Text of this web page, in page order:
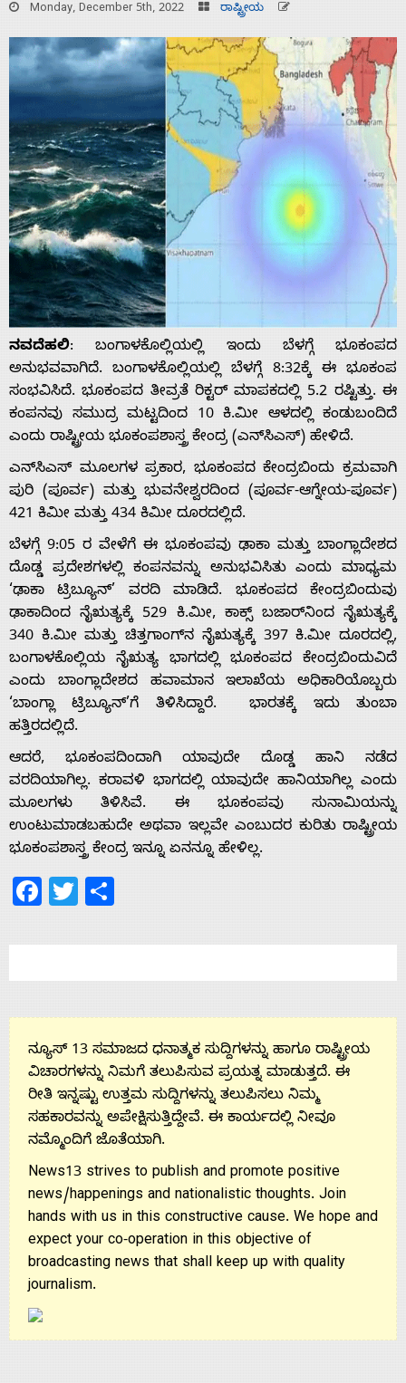
Home
About
Us
Advertise
With
s
Contact
Monday, December 5th, 2022 ರಾಷ್ಟ್ರೀಯ
ನವದೆಹಲಿ: ಬಂಗಾಳಕೊಲ್ಲಿಯಲ್ಲಿ ಇಂದು ಬೆಳಗ್ಗೆ ಭೂಕಂಪದ
ಅನುಭವವಾಗಿದೆ. ಬಂಗಾಳಕೊಲ್ಲಿಯಲ್ಲಿ ಬೆಳಗ್ಗೆ 8:32ಕ್ಕೆ ಈ ಭೂಕಂಪ
ಸಂಭವಿಸಿದೆ. ಭೂಕಂಪದ ತೀವ್ರತೆ ರಿಕ್ಟರ್ ಮಾಪಕದಲ್ಲಿ 5.2 ರಷ್ಟಿತ್ತು. ಈ
ಕಂಪನವು ಸಮುದ್ರ ಮಟ್ಟದಿಂದ 10 ಕಿ.ಮೀ ಆಳದಲ್ಲಿ ಕಂಡುಬಂದಿದೆ
ಎಂದು ರಾಷ್ಟ್ರೀಯ ಭೂಕಂಪಶಾಸ್ತ್ರ ಕೇಂದ್ರ (ಎನ್‌ಸಿಎಸ್) ಹೇಳಿದೆ.
ಎನ್‌ಸಿಎಸ್ ಮೂಲಗಳ ಪ್ರಕಾರ, ಭೂಕಂಪದ ಕೇಂದ್ರಬಿಂದು ಕ್ರಮವಾಗಿ
ಪುರಿ (ಪೂರ್ವ) ಮತ್ತು ಭುವನೇಶ್ವರದಿಂದ (ಪೂರ್ವ-ಆಗ್ನೇಯ-ಪೂರ್ವ)
421 ಕಿಮೀ ಮತ್ತು 434 ಕಿಮೀ ದೂರದಲ್ಲಿದೆ.
ಬೆಳಗ್ಗೆ 9:05 ರ ವೇಳೆಗೆ ಈ ಭೂಕಂಪವು ಢಾಕಾ ಮತ್ತು ಬಾಂಗ್ಲಾದೇಶದ
ದೊಡ್ಡ ಪ್ರದೇಶಗಳಲ್ಲಿ ಕಂಪನವನ್ನು ಅನುಭವಿಸಿತು ಎಂದು ಮಾಧ್ಯಮ
‘ಢಾಕಾ ಟ್ರಿಬ್ಯೂನ್’ ವರದಿ ಮಾಡಿದೆ. ಭೂಕಂಪದ ಕೇಂದ್ರಬಿಂದುವು
ಢಾಕಾದಿಂದ ನೈಋತ್ಯಕ್ಕೆ 529 ಕಿ.ಮೀ, ಕಾಕ್ಸ್ ಬಜಾರ್‌ನಿಂದ ನೈಋತ್ಯಕ್ಕೆ
340 ಕಿ.ಮೀ ಮತ್ತು ಚಿತ್ತಗಾಂಗ್‌ನ ನೈಋತ್ಯಕ್ಕೆ 397 ಕಿ.ಮೀ ದೂರದಲ್ಲಿ,
ಬಂಗಾಳಕೊಲ್ಲಿಯ ನೈಋತ್ಯ ಭಾಗದಲ್ಲಿ ಭೂಕಂಪದ ಕೇಂದ್ರಬಿಂದುವಿದೆ
ಎಂದು ಬಾಂಗ್ಲಾದೇಶದ ಹವಾಮಾನ ಇಲಾಖೆಯ ಅಧಿಕಾರಿಯೊಬ್ಬರು
‘ಬಾಂಗ್ಲಾ ಟ್ರಿಬ್ಯೂನ್’ಗೆ ತಿಳಿಸಿದ್ದಾರೆ. ಭಾರತಕ್ಕೆ ಇದು ತುಂಬಾ
ಹತ್ತಿರದಲ್ಲಿದೆ.
ಆದರೆ, ಭೂಕಂಪದಿಂದಾಗಿ ಯಾವುದೇ ದೊಡ್ಡ ಹಾನಿ ನಡೆದ
ವರದಿಯಾಗಿಲ್ಲ. ಕರಾವಳಿ ಭಾಗದಲ್ಲಿ ಯಾವುದೇ ಹಾನಿಯಾಗಿಲ್ಲ ಎಂದು
ಮೂಲಗಳು ತಿಳಿಸಿವೆ. ಈ ಭೂಕಂಪವು ಸುನಾಮಿಯನ್ನು
ಉಂಟುಮಾಡಬಹುದೇ ಅಥವಾ ಇಲ್ಲವೇ ಎಂಬುದರ ಕುರಿತು ರಾಷ್ಟ್ರೀಯ
ಭೂಕಂಪಶಾಸ್ತ್ರ ಕೇಂದ್ರ ಇನ್ನೂ ಏನನ್ನೂ ಹೇಳಿಲ್ಲ.
Facebook
Twitter
ನ್ಯೂಸ್ 13 ಸಮಾಜದ ಧನಾತ್ಮಕ ಸುದ್ದಿಗಳನ್ನು ಹಾಗೂ ರಾಷ್ಟ್ರೀಯ
ವಿಚಾರಗಳನ್ನು ನಿಮಗೆ ತಲುಪಿಸುವ ಪ್ರಯತ್ನ ಮಾಡುತ್ತದೆ. ಈ
ರೀತಿ ಇನ್ನಷ್ಟು ಉತ್ತಮ ಸುದ್ದಿಗಳನ್ನು ತಲುಪಿಸಲು ನಿಮ್ಮ
ಸಹಕಾರವನ್ನು ಅಪೇಕ್ಷಿಸುತ್ತಿದ್ದೇವೆ. ಈ ಕಾರ್ಯದಲ್ಲಿ ನೀವೂ
ನಮ್ಮೊಂದಿಗೆ ಜೊತೆಯಾಗಿ.
News13 strives to publish and promote positive
news/happenings and nationalistic thoughts. Join
hands with us in this constructive cause. We hope and
expect your co-operation in this objective of
broadcasting news that shall keep up with quality
journalism.